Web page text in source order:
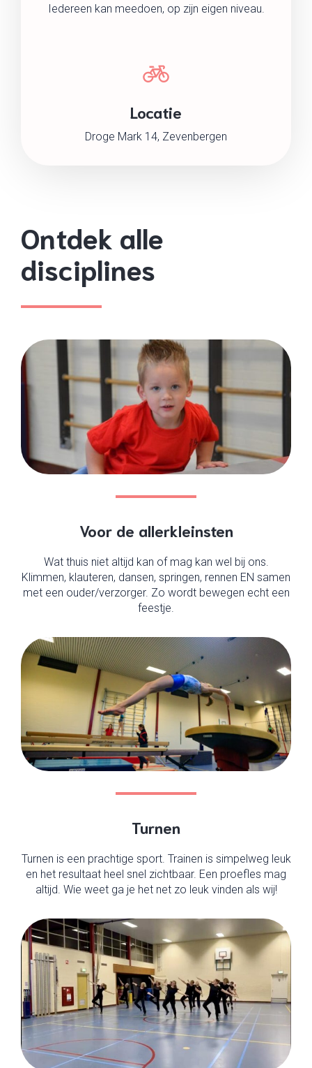
Iedereen kan meedoen, op zijn eigen niveau.
Locatie
Droge Mark 14, Zevenbergen
Ontdek alle
disciplines
Voor de allerkleinsten
Wat thuis niet altijd kan of mag kan wel bij ons.
Klimmen, klauteren, dansen, springen, rennen EN samen
met een ouder/verzorger. Zo wordt bewegen echt een
feestje.
Turnen
Turnen is een prachtige sport. Trainen is simpelweg leuk
en het resultaat heel snel zichtbaar. Een proefles mag
altijd. Wie weet ga je het net zo leuk vinden als wij!